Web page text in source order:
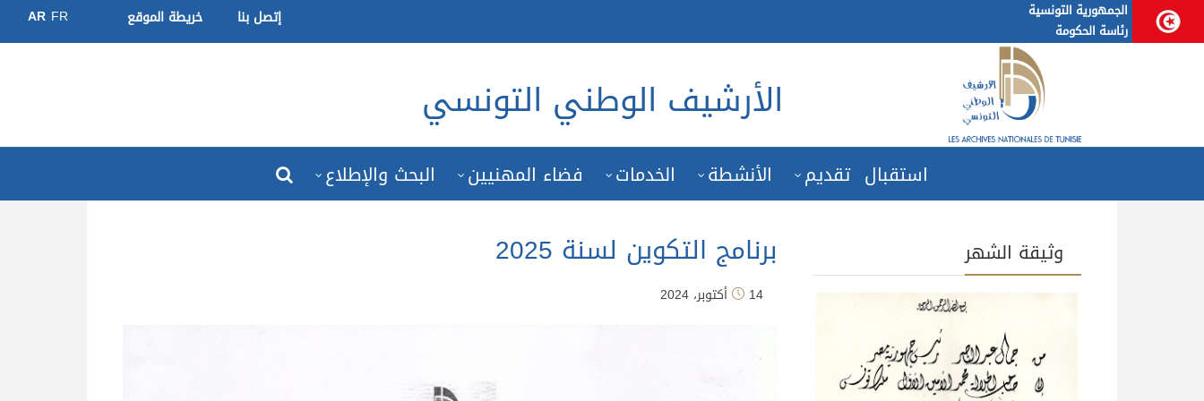
الجمهورية التونسية
رئاسة الحكومة
AR FR خريطة الموقع إتصل بنا
الأرشيف الوطني التونسي
استقبال تقديم الأنشطة الخدمات فضاء المهنيين البحث والإطلاع
برنامج التكوين لسنة 2025
14 أكتوبر، 2024
وثيقة الشهر